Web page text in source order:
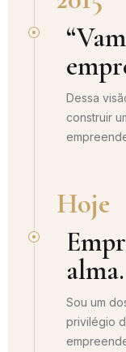
Dessa
construir
Hoje
alma.
Sou um
privilégio